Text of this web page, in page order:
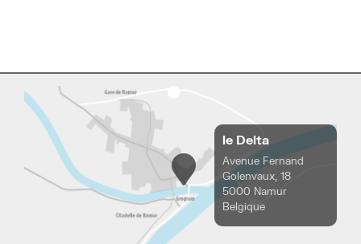
le Delta
Avenue Fernand
Golenvaux, 18
5000 Namur
Belgique